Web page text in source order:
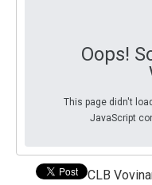
Par Statistiques
DOCUMENT
Oops!
This page didn't
JavaScript
CLB